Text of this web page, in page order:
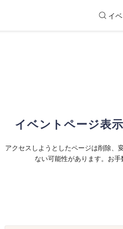
イ
イベントページ表
アクセスしようとしたページは削除、
ない可能性があります。お手